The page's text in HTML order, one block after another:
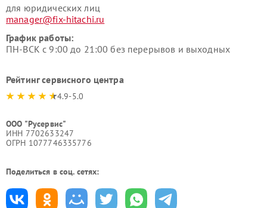
для юридических лиц
manager@fix-hitachi.ru
График работы:
ПН-ВСК с 9:00 до 21:00 без перерывов и выходных
Рейтинг сервисного центра
4.9-5.0
ООО "Русервис"
ИНН 7702633247
ОГРН 1077746335776
Поделиться в соц. сетях: